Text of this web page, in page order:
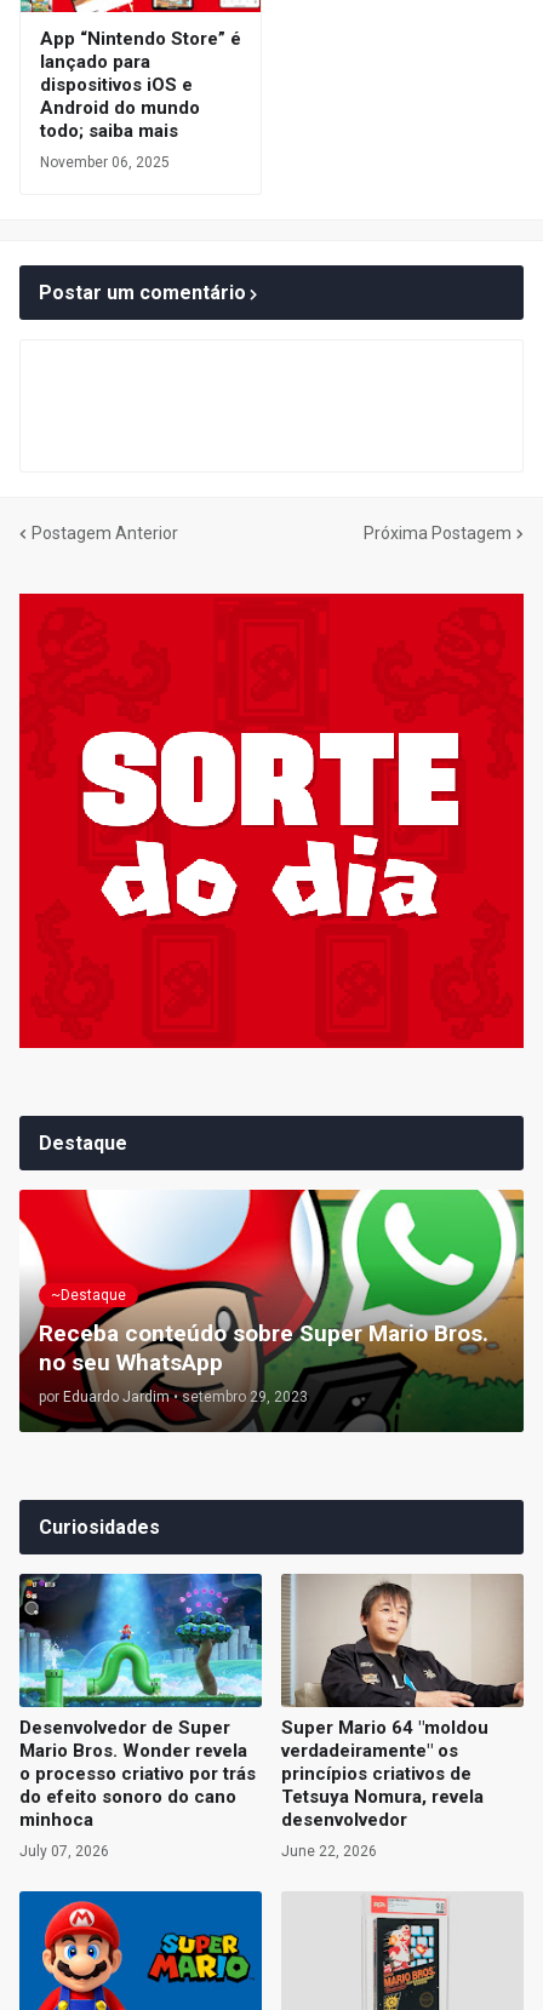
App “Nintendo Store” é
lançado para
dispositivos iOS e
Android do mundo
todo; saiba mais
November 06, 2025
Postar um comentário
Postagem Anterior Próxima Postagem
Destaque
~Destaque
Receba conteúdo sobre Super Mario Bros.
no seu WhatsApp
por Eduardo Jardim • setembro 29, 2023
Curiosidades
Desenvolvedor de Super
Mario Bros. Wonder revela
o processo criativo por trás
do efeito sonoro do cano
minhoca
July 07, 2026
Super Mario 64 "moldou
verdadeiramente" os
princípios criativos de
Tetsuya Nomura, revela
desenvolvedor
June 22, 2026